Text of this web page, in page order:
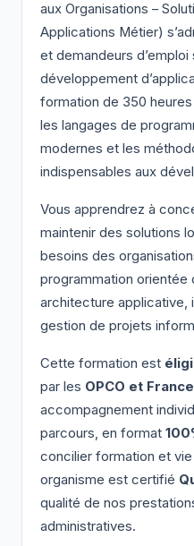
aux Organisations –
Applications Métier)
et demandeurs
développement
formation de 350
les langages de
modernes et les
indispensables aux
Vous apprendrez à
maintenir des solutions
besoins des
programmation orientée
architecture applicative,
gestion de projets
Cette formation est
par les OPCO et
accompagnement
parcours, en format
concilier formation et
organisme est certifié
qualité de nos
administratives.